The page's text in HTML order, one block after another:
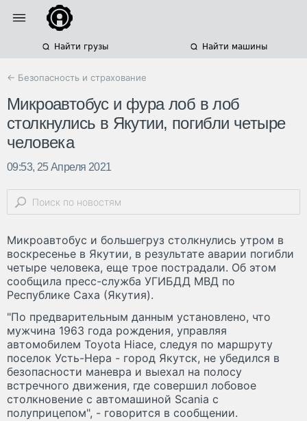
Найти грузы Найти машины
← Безопасность и страхование
Микроавтобус и фура лоб в лоб
столкнулись в Якутии, погибли четыре
человека
09:53, 25 Апреля 2021
Микроавтобус и большегруз столкнулись утром в
воскресенье в Якутии, в результате аварии погибли
четыре человека, еще трое пострадали. Об этом
сообщила пресс-служба УГИБДД МВД по
Республике Саха (Якутия).
"По предварительным данным установлено, что
мужчина 1963 года рождения, управляя
автомобилем Toyota Hiace, следуя по маршруту
поселок Усть-Нера - город Якутск, не убедился в
безопасности маневра и выехал на полосу
встречного движения, где совершил лобовое
столкновение с автомашиной Scania с
полуприцепом", - говорится в сообщении.